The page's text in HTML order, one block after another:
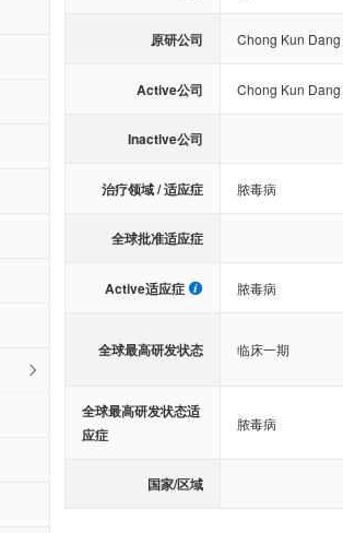
原研公司 Chong Kun
Active公司 Chong Kun
Inactive公司
治疗领域 / 适应症 脓毒病
全球批准适应症
Active适应症 脓毒病
全球最高研发状态 临床一期
全球最高研发状态适
应症
脓毒病
国家/区域